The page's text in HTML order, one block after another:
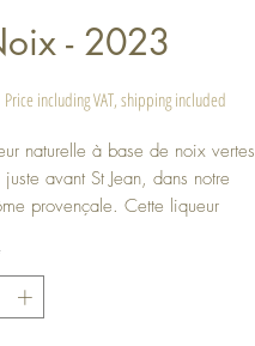
- 2023
naturelle à base de noix vertes
juste avant St Jean, dans notre
provençale. Cette liqueur
sûr les connaisseurs les plus
Price including VAT, shipping included